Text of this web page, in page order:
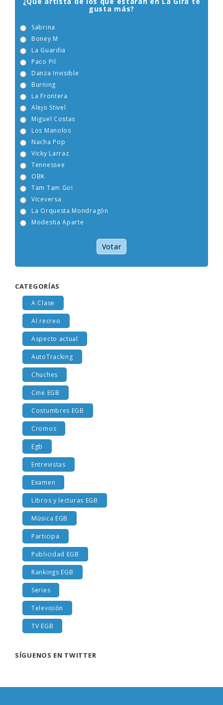
¿Qué artista de los que estarán en La Gira te
gusta más?
Sabrina
Boney M
La Guardia
Paco Pil
Danza Invisible
Burning
La Frontera
Alejo Stivel
Miguel Costas
Los Manolos
Nacha Pop
Vicky Larraz
Tennessee
OBK
Tam Tam Go!
Viceversa
La Orquesta Mondragón
Modestia Aparte
Votar
CATEGORÍAS
A Clase
Al recreo
Aspecto actual
AutoTracking
Chuches
Cine EGB
Costumbres EGB
Cromos
Egb
Entrevistas
Examen
Libros y lecturas EGB
Música EGB
Participa
Publicidad EGB
Rankings EGB
Series
Televisión
TV EGB
SÍGUENOS EN TWITTER